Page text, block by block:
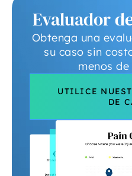
Evaluador
Obtenga una
su caso sin
menos
UTILICE
DE